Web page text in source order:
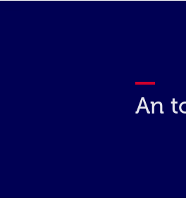
An